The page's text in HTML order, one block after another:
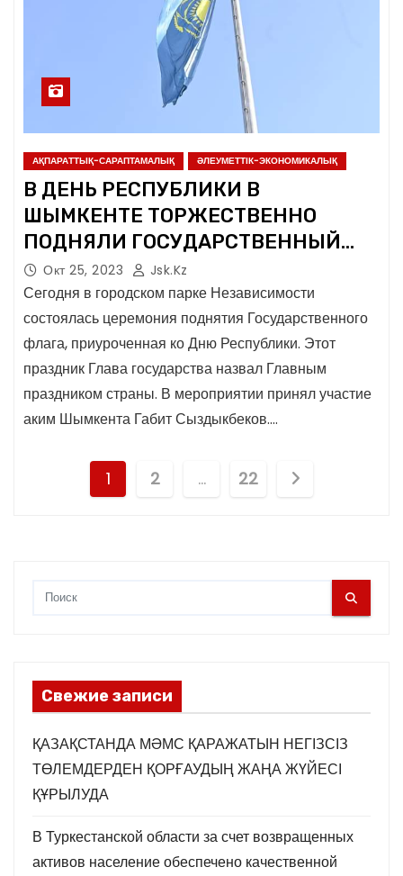
АҚПАРАТТЫҚ-САРАПТАМАЛЫҚ ӘЛЕУМЕТТІК-ЭКОНОМИКАЛЫҚ
В ДЕНЬ РЕСПУБЛИКИ В
ШЫМКЕНТЕ ТОРЖЕСТВЕННО
ПОДНЯЛИ ГОСУДАРСТВЕННЫЙ
ФЛАГ
Окт 25, 2023 Jsk.kz
Сегодня в городском парке Независимости
состоялась церемония поднятия Государственного
флага, приуроченная ко Дню Республики. Этот
праздник Глава государства назвал Главным
праздником страны. В мероприятии принял участие
аким Шымкента Габит Сыздыкбеков.…
ц
и
я
а
1 2 … 22
Свежие записи
ҚАЗАҚСТАНДА МӘМС ҚАРАЖАТЫН НЕГІЗСІЗ
ТӨЛЕМДЕРДЕН ҚОРҒАУДЫҢ ЖАҢА ЖҮЙЕСІ
ҚҰРЫЛУДА
В Туркестанской области за счет возвращенных
активов население обеспечено качественной